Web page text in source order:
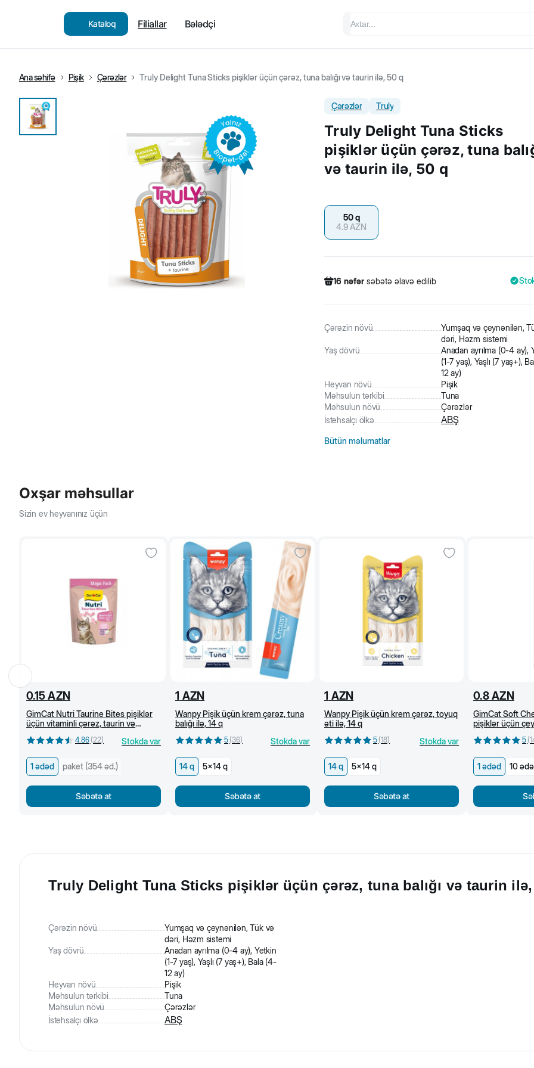
Kataloq Filiallar Bələdçi
Ana səhifə Pişik Çərəzlər Truly Delight Tuna Sticks pişiklər üçün çərəz, tuna balığı və taurin ilə, 50 q
Çərəzlər Truly
Truly Delight Tuna Sticks
pişiklər üçün çərəz, tuna
və taurin ilə, 50 q
16 nəfər səbətə əlavə edilib
16 nəfər səbətə əlavə edilib
50 q
4.9AZN
Çərəzin növü
Yumşaq və çeynənilən,
dəri, Həzm sistemi
Yaş dövrü
Anadan ayrılma (0-4 ay),
(1-7 yaş), Yaşlı (7 yaş+),
12 ay)
Heyvan növü
Pişik
Məhsulun tərkibi
Tuna
Məhsulun növü
Çərəzlər
İstehsalçı ölkə
ABŞ
Bütün məlumatlar
Oxşar məhsullar
Sizin ev heyvanınız üçün
0.15 AZN
GimCat Nutri Taurine Bites pişiklər
üçün vitaminli çərəz, taurin və
4.86 (22) Stokda var
1 ədəd paket (354 əd.)
Səbətə at
1 AZN
Wanpy Pişik üçün krem çərəz, tuna
balığı ilə, 14 q
5 (36) Stokda var
14 q 5x14 q
Səbətə at
1 AZN
Wanpy Pişik üçün krem çərəz, toyuq
əti ilə, 14 q
5 (18) Stokda var
14 q 5x14 q
Səbətə at
0.8 AZN
GimCat Soft
pişiklər üçün
5 (
1 ədəd 10
Truly Delight Tuna Sticks pişiklər üçün çərəz, tuna balığı və taurin
Çərəzin növü
Yumşaq və çeynənilən, Tük və
dəri, Həzm sistemi
Yaş dövrü
Anadan ayrılma (0-4 ay), Yetkin
(1-7 yaş), Yaşlı (7 yaş+), Bala (4-
12 ay)
Heyvan növü
Pişik
Məhsulun tərkibi
Tuna
Məhsulun növü
Çərəzlər
İstehsalçı ölkə
ABŞ